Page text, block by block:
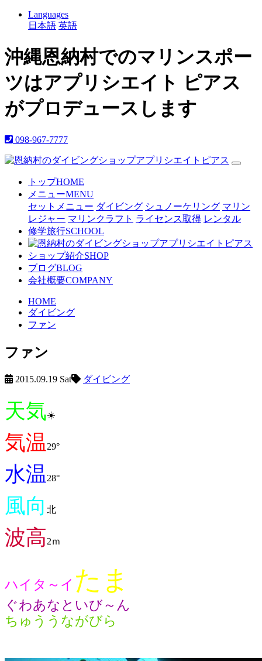
Languages
日本語 英語
沖縄恩納村でのマリンスポー
ツはアプリシエイト ピアス
がプロデュースします
098-967-7777
トップHOME
メニューMENU
セットメニュー ダイビング シュノーケリング マリン
レジャー マリンクラフト ライセンス取得 レンタル
修学旅行SCHOOL
ショップ紹介SHOP
ブログBLOG
会社概要COMPANY
HOME
ダイビング
ファン
ファン
2015.09.19 Sat ダイビング
天気☀️
気温 29°
水温 28°
風向 北
波高2ｍ
ハイタ～イ たま
ぐわあなといび～ん
ちゅううながびら